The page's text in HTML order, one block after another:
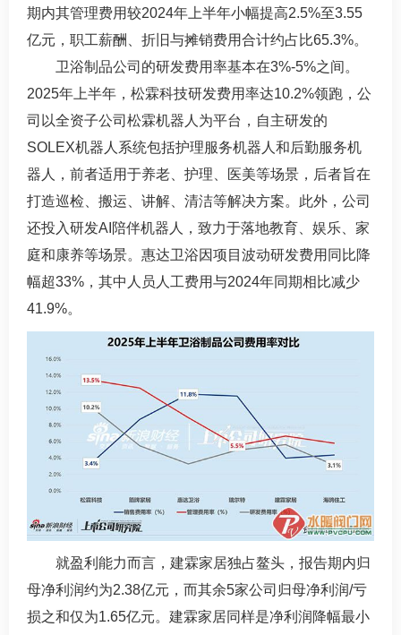
期内其管理费用较2024年上半年小幅提高2.5%至3.55
亿元，职工薪酬、折旧与摊销费用合计约占比65.3%。
卫浴制品公司的研发费用率基本在3%-5%之间。
2025年上半年，松霖科技研发费用率达10.2%领跑，公
司以全资子公司松霖机器人为平台，自主研发的
SOLEX机器人系统包括护理服务机器人和后勤服务机
器人，前者适用于养老、护理、医美等场景，后者旨在
打造巡检、搬运、讲解、清洁等解决方案。此外，公司
还投入研发AI陪伴机器人，致力于落地教育、娱乐、家
庭和康养等场景。惠达卫浴因项目波动研发费用同比降
幅超33%，其中人员人工费用与2024年同期相比减少
41.9%。
就盈利能力而言，建霖家居独占鳌头，报告期内归
母净利润约为2.38亿元，而其余5家公司归母净利润/亏
损之和仅为1.65亿元。建霖家居同样是净利润降幅最小